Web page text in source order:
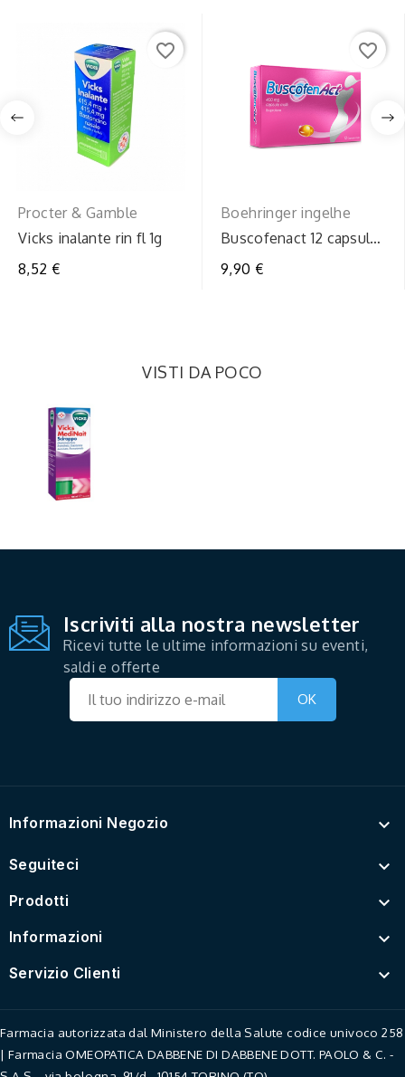
favorite_border
Procter & Gamble
Vicks inalante rin fl 1g
8,52 €
favorite_border
Boehringer ingelhe
Buscofenact 12 capsule
9,90 €
VISTI DA POCO
Iscriviti alla nostra newsletter
Ricevi tutte le ultime informazioni su eventi,
saldi e offerte
Informazioni Negozio 
Seguiteci 
Prodotti 
Informazioni 
Servizio Clienti 
Farmacia autorizzata dal Ministero della Salute codice univoco 258
| Farmacia OMEOPATICA DABBENE DI DABBENE DOTT. PAOLO & C. -